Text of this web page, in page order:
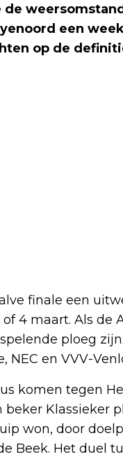
de
een
op de
finale een
4 maart. Als de
ploeg
NEC en VVV-
komen tegen
Klassieker
won, door
Beek. Het duel